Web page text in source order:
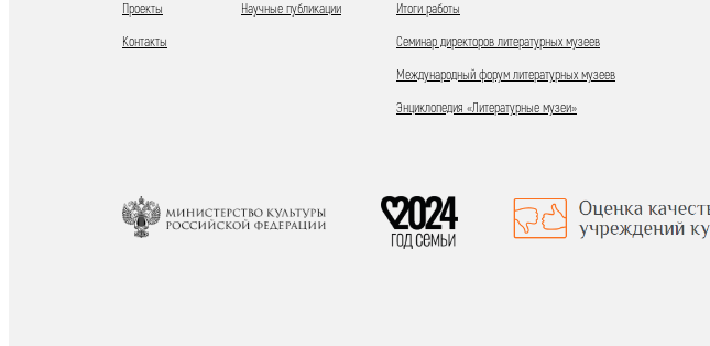
Проекты
Контакты
Научные публикации
Итоги работы
Семинар директоров литературных музеев
Международный форум литературных музеев
Энциклопедия «Литературные музеи»